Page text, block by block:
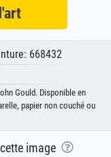
668432
Gould. Disponible en
papier non couché ou
image